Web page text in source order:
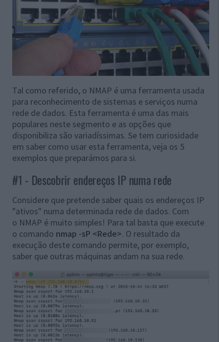
Tal como referido, o NMAP é uma ferramenta usada
para reconhecimento de sistemas e serviços numa
rede de dados. Esta ferramenta é uma das mais
populares neste segmento e as opções que
disponibiliza são variadíssimas. Se tem curiosidade
em saber como usar esta ferramenta, veja os 5
exemplos que preparámos para si.
#1 - Descobrir endereços IP numa rede
Considere que pretende saber quais os endereços IP
"ativos" numa determinada rede de dados. Com
o NMAP é muito simples! Para tal basta que execute
o comando nmap -sP <Rede>. O resultado da
execução deste comando permite, por exemplo,
saber que outras máquinas andam na sua rede.